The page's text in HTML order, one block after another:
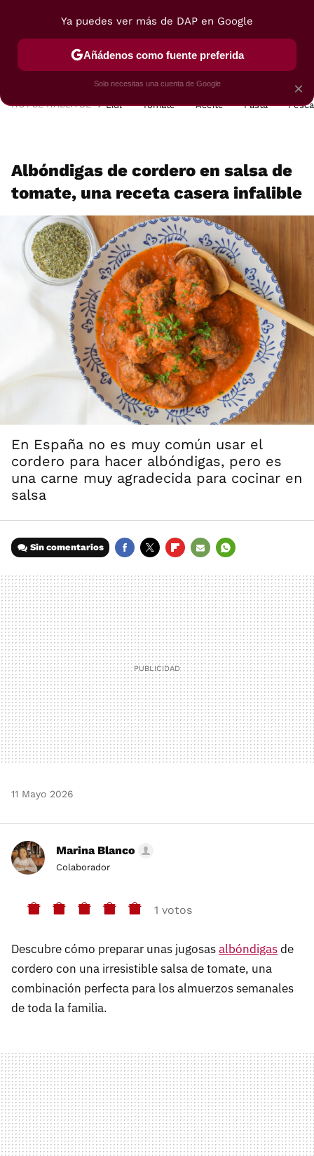
POSTRES VIAJES SELECCIÓN VEGUI
HOY SE HABLA DE Lidl Tomate Aceite Pasta
Albóndigas de cordero en salsa de
tomate, una receta casera infalible
En España no es muy común usar el
cordero para hacer albóndigas, pero es
una carne muy agradecida para cocinar en
salsa
Sin comentarios
MAIL
11 Mayo 2026
Marina Blanco
Colaborador
1 votos
Descubre cómo preparar unas jugosasalbóndigasde
cordero con una irresistible salsa de tomate, una
combinación perfecta para los almuerzos semanales
de toda la familia.
×
Ya puedes ver más de DAP en Google
Añádenos como fuente preferida
Solo necesitas una cuenta de Google